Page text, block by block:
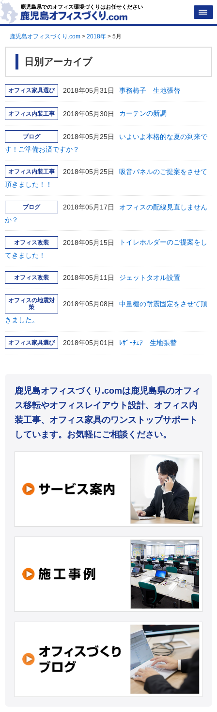
鹿児島県でのオフィス環境づくりはお任せください
鹿児島オフィスづくり.com > 2018年 > 5月
日別アーカイブ
オフィス家具選び 2018年05月31日 事務椅子 生地張替
オフィス内装工事 2018年05月30日 カーテンの新調
ブログ 2018年05月25日
いよいよ本格的な夏の到来で
す！ご準備お済ですか？
オフィス内装工事 2018年05月25日
吸音パネルのご提案をさせて
頂きました！！
ブログ 2018年05月17日
オフィスの配線見直しません
か？
オフィス改装 2018年05月15日
トイレホルダーのご提案をし
てきました！
オフィス改装 2018年05月11日 ジェットタオル設置
オフィスの地震対
策
2018年05月08日 中量棚の耐震固定をさせて頂
きました。
オフィス家具選び 2018年05月01日 ﾚｻﾞｰﾁｪｱ 生地張替
鹿児島オフィスづくり.comは鹿児島県のオフィ
ス移転やオフィスレイアウト設計、オフィス内
装工事、オフィス家具のワンストップサポート
しています。お気軽にご相談ください。